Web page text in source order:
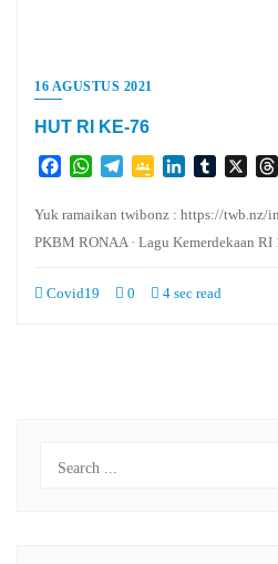
16 AGUSTUS 2021
HUT RI KE-76
FacebookWhatsApp
TelegramGoogleLinkedInTumblr
X
Yuk ramaikan twibonz : https://twb.nz/
PKBM RONAA · Lagu Kemerdekaan RI
Covid19 0 4 sec read